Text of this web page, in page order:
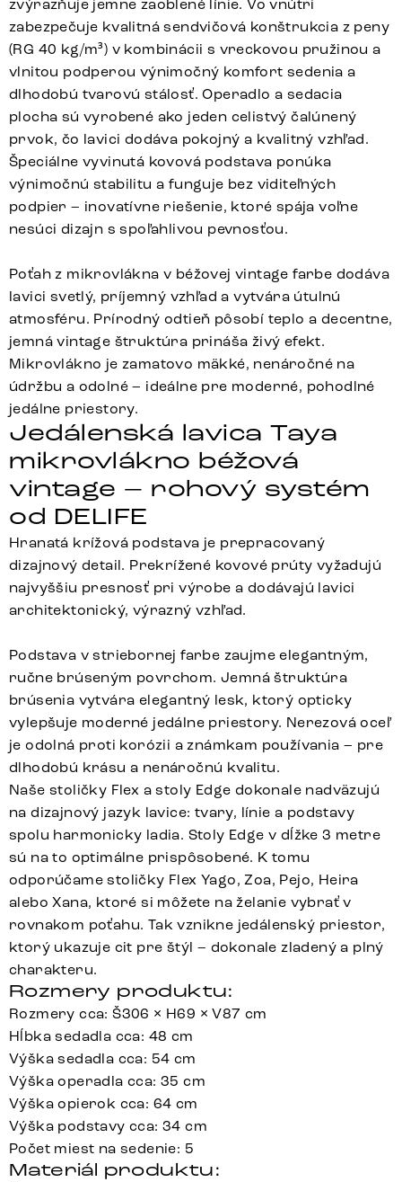
zvýrazňuje jemne zaoblené línie. Vo vnútri
zabezpečuje kvalitná sendvičová konštrukcia z peny
(RG 40 kg/m³) v kombinácii s vreckovou pružinou a
vlnitou podperou výnimočný komfort sedenia a
dlhodobú tvarovú stálosť. Operadlo a sedacia
plocha sú vyrobené ako jeden celistvý čalúnený
prvok, čo lavici dodáva pokojný a kvalitný vzhľad.
Špeciálne vyvinutá kovová podstava ponúka
výnimočnú stabilitu a funguje bez viditeľných
podpier – inovatívne riešenie, ktoré spája voľne
nesúci dizajn s spoľahlivou pevnosťou.
Poťah z mikrovlákna v béžovej vintage farbe dodáva
lavici svetlý, príjemný vzhľad a vytvára útulnú
atmosféru. Prírodný odtieň pôsobí teplo a decentne,
jemná vintage štruktúra prináša živý efekt.
Mikrovlákno je zamatovo mäkké, nenáročné na
údržbu a odolné – ideálne pre moderné, pohodlné
jedálne priestory.
Jedálenská lavica Taya
mikrovlákno béžová
vintage – rohový systém
od DELIFE
Hranatá krížová podstava je prepracovaný
dizajnový detail. Prekrížené kovové prúty vyžadujú
najvyššiu presnosť pri výrobe a dodávajú lavici
architektonický, výrazný vzhľad.
Podstava v striebornej farbe zaujme elegantným,
ručne brúseným povrchom. Jemná štruktúra
brúsenia vytvára elegantný lesk, ktorý opticky
vylepšuje moderné jedálne priestory. Nerezová oceľ
je odolná proti korózii a známkam používania – pre
dlhodobú krásu a nenáročnú kvalitu.
Naše stoličky Flex a stoly Edge dokonale nadväzujú
na dizajnový jazyk lavice: tvary, línie a podstavy
spolu harmonicky ladia. Stoly Edge v dĺžke 3 metre
sú na to optimálne prispôsobené. K tomu
odporúčame stoličky Flex Yago, Zoa, Pejo, Heira
alebo Xana, ktoré si môžete na želanie vybrať v
rovnakom poťahu. Tak vznikne jedálenský priestor,
ktorý ukazuje cit pre štýl – dokonale zladený a plný
charakteru.
Rozmery produktu:
Rozmery cca: Š306 × H69 × V87 cm
Hĺbka sedadla cca: 48 cm
Výška sedadla cca: 54 cm
Výška operadla cca: 35 cm
Výška opierok cca: 64 cm
Výška podstavy cca: 34 cm
Počet miest na sedenie: 5
Materiál produktu: